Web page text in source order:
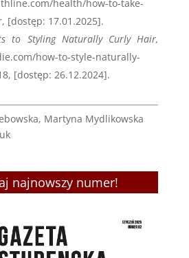
health/how-to-take-
[dostęp: 17.01.2025].
to Styling Naturally Curly Hair,
how-to-style-naturally-
[dostęp: 26.12.2024].
Martyna Mydlikowska
najnowszy numer!